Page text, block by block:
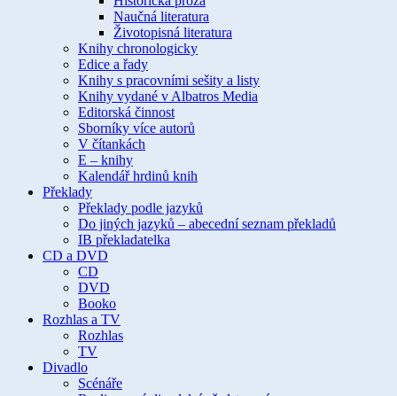
Naučná literatura
Životopisná literatura
Knihy chronologicky
Edice a řady
Knihy s pracovními sešity a listy
Knihy vydané v Albatros Media
Editorská činnost
Sborníky více autorů
V čítankách
E – knihy
Kalendář hrdinů knih
Překlady
Překlady podle jazyků
Do jiných jazyků – abecední seznam překladů
IB překladatelka
CD a DVD
CD
DVD
Booko
Rozhlas a TV
Rozhlas
TV
Divadlo
Scénáře